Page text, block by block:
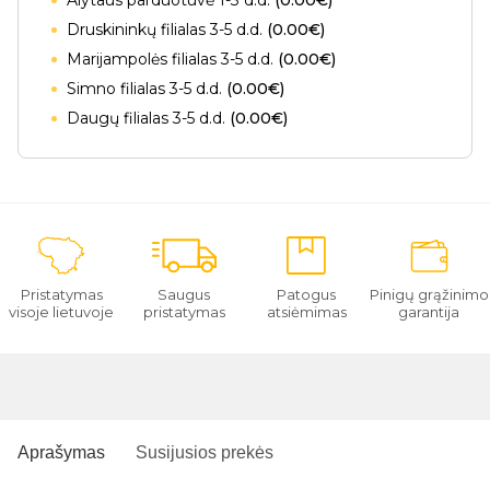
Druskininkų filialas 3-5 d.d. (0.00€)
Marijampolės filialas 3-5 d.d. (0.00€)
Simno filialas 3-5 d.d. (0.00€)
Daugų filialas 3-5 d.d. (0.00€)
Pristatymas
visoje lietuvoje
Saugus
pristatymas
Patogus
atsiėmimas
Pinigų grąžinimo
garantija
Aprašymas Susijusios prekės